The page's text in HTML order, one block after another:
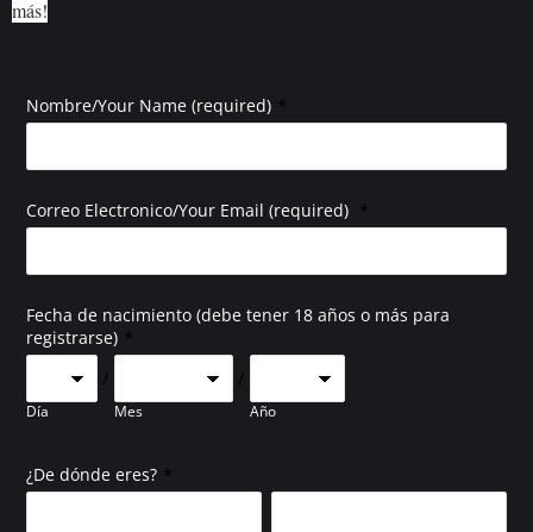
más!
Nombre/Your Name (required) *
Correo Electronico/Your Email (required) *
Fecha de nacimiento (debe tener 18 años o más para
registrarse) *
Día
/
Mes
/
Año
¿De dónde eres? *